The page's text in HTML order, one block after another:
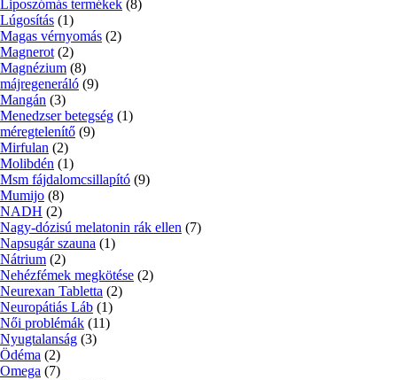
Liposzómás termékek (8)
Lúgosítás (1)
Magas vérnyomás (2)
Magnerot (2)
Magnézium (8)
májregeneráló (9)
Mangán (3)
Menedzser betegség (1)
méregtelenítő (9)
Mirfulan (2)
Molibdén (1)
Msm fájdalomcsillapító (9)
Mumijo (8)
NADH (2)
Nagy-dózisú melatonin rák ellen (7)
Napsugár szauna (1)
Nátrium (2)
Nehézfémek megkötése (2)
Neurexan Tabletta (2)
Neuropátiás Láb (1)
Női problémák (11)
Nyugtalanság (3)
Ödéma (2)
Omega (7)